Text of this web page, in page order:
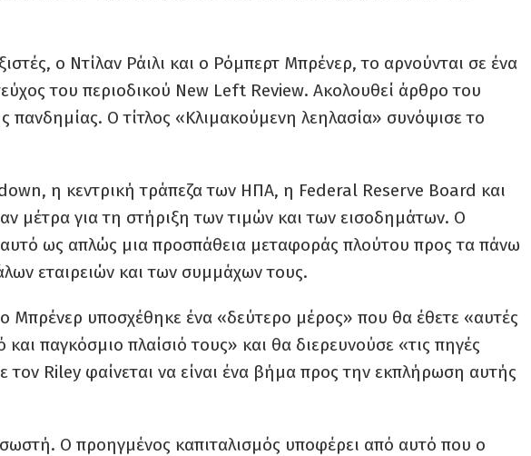
ο Ντίλαν Ράιλι και ο Ρόμπερτ Μπρένερ, το αρνούνται σε ένα
του περιοδικού New Left Review. Ακολουθεί άρθρο του
πανδημίας. Ο τίτλος «Κλιμακούμενη λεηλασία» συνόψισε το
η κεντρική τράπεζα των ΗΠΑ, η Federal Reserve Board και
μέτρα για τη στήριξη των τιμών και των εισοδημάτων. Ο
ως απλώς μια προσπάθεια μεταφοράς πλούτου προς τα πάνω
εταιρειών και των συμμάχων τους.
Μπρένερ υποσχέθηκε ένα «δεύτερο μέρος» που θα έθετε «αυτές
και παγκόσμιο πλαίσιό τους» και θα διερευνούσε «τις πηγές
τον Riley φαίνεται να είναι ένα βήμα προς την εκπλήρωση αυτής
Ο προηγμένος καπιταλισμός υποφέρει από αυτό που ο